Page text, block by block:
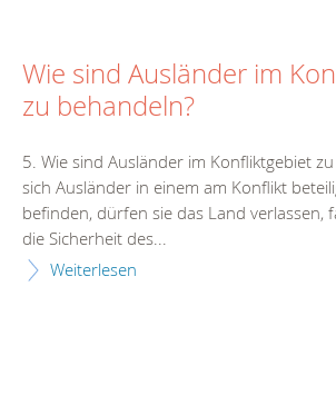
Wie sind Ausländer im
zu behandeln?
5. Wie sind Ausländer im Konfliktgebiet
sich Ausländer in einem am Konflikt
befinden, dürfen sie das Land verlassen,
die Sicherheit des...
Weiterlesen